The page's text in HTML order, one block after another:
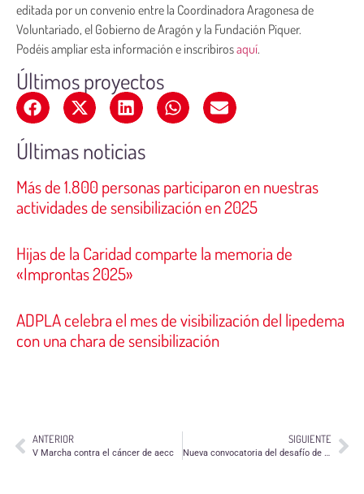
editada por un convenio entre la Coordinadora Aragonesa de
Voluntariado, el Gobierno de Aragón y la Fundación Piquer.
Podéis ampliar esta información e inscribirosaquí.
Últimos proyectos
Últimas noticias
Más de 1.800 personas participaron en nuestras
actividades de sensibilización en 2025
Hijas de la Caridad comparte la memoria de
«Improntas 2025»
ADPLA celebra el mes de visibilización del lipedema
con una chara de sensibilización
ANTERIOR
V Marcha contra el cáncer de aecc
SIGUIENTE
Nueva convocatoria del desafío de Talento Solidario de la Fundación Botín